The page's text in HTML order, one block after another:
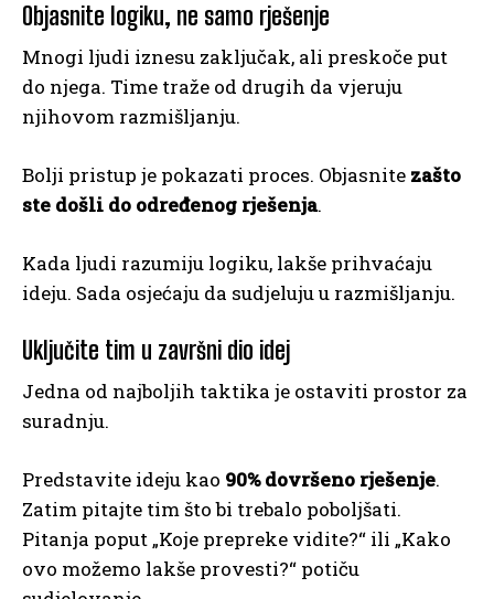
Objasnite logiku, ne samo rješenje
Mnogi ljudi iznesu zaključak, ali preskoče put
do njega. Time traže od drugih da vjeruju
njihovom razmišljanju.
Bolji pristup je pokazati proces. Objasnite zašto
ste došli do određenog rješenja.
Kada ljudi razumiju logiku, lakše prihvaćaju
ideju. Sada osjećaju da sudjeluju u razmišljanju.
Uključite tim u završni dio idej
Jedna od najboljih taktika je ostaviti prostor za
suradnju.
Predstavite ideju kao 90% dovršeno rješenje.
Zatim pitajte tim što bi trebalo poboljšati.
Pitanja poput „Koje prepreke vidite?“ ili „Kako
ovo možemo lakše provesti?“ potiču